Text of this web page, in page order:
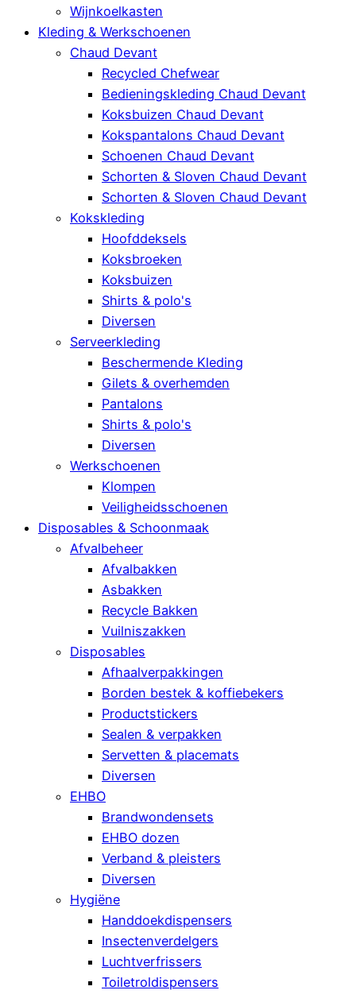
Wijnkoelkasten
Kleding & Werkschoenen
Chaud Devant
Recycled Chefwear
Bedieningskleding Chaud Devant
Koksbuizen Chaud Devant
Kokspantalons Chaud Devant
Schoenen Chaud Devant
Schorten & Sloven Chaud Devant
Schorten & Sloven Chaud Devant
Kokskleding
Hoofddeksels
Koksbroeken
Koksbuizen
Shirts & polo's
Diversen
Serveerkleding
Beschermende Kleding
Gilets & overhemden
Pantalons
Shirts & polo's
Diversen
Werkschoenen
Klompen
Veiligheidsschoenen
Disposables & Schoonmaak
Afvalbeheer
Afvalbakken
Asbakken
Recycle Bakken
Vuilniszakken
Disposables
Afhaalverpakkingen
Borden bestek & koffiebekers
Productstickers
Sealen & verpakken
Servetten & placemats
Diversen
EHBO
Brandwondensets
EHBO dozen
Verband & pleisters
Diversen
Hygiëne
Handdoekdispensers
Insectenverdelgers
Luchtverfrissers
Toiletroldispensers